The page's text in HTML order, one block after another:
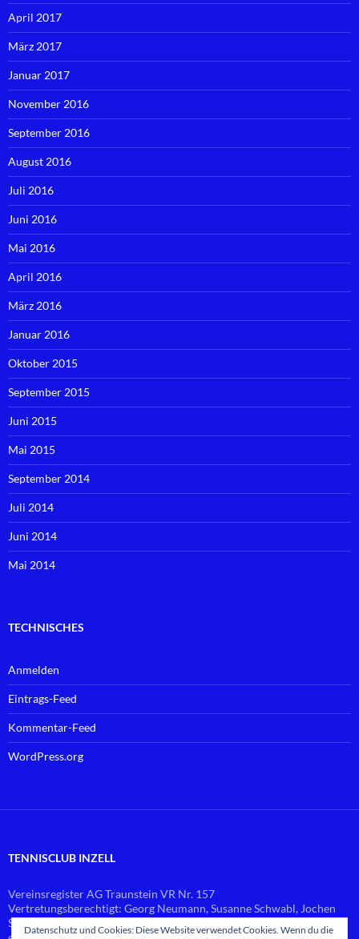
April 2017
März 2017
Januar 2017
November 2016
September 2016
August 2016
Juli 2016
Juni 2016
Mai 2016
April 2016
März 2016
Januar 2016
Oktober 2015
September 2015
Juni 2015
Mai 2015
September 2014
Juli 2014
Juni 2014
Mai 2014
TECHNISCHES
Anmelden
Eintrags-Feed
Kommentar-Feed
WordPress.org
TENNISCLUB INZELL
Vereinsregister AG Traunstein VR Nr. 157
Vertretungsberechtigt: Georg Neumann, Susanne Schwabl, Jochen
Schlierf
Datenschutz und Cookies: Diese Website verwendet Cookies. Wenn du die